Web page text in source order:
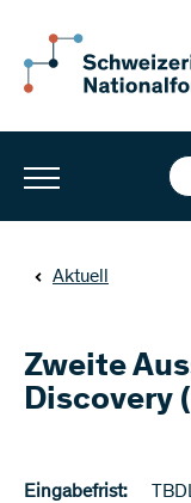
Aktuell
Zweite
Discovery
Eingabefrist: TBD